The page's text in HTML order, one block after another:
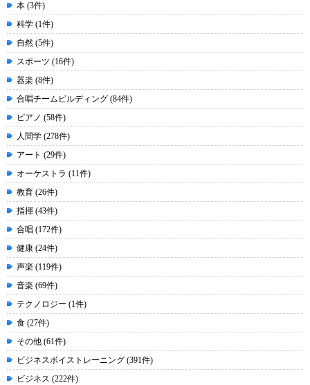
本 (3件)
科学 (1件)
自然 (5件)
スポーツ (16件)
器楽 (8件)
合唱チームビルディング (84件)
ピアノ (58件)
人間学 (278件)
アート (29件)
オーケストラ (11件)
教育 (26件)
指揮 (43件)
合唱 (172件)
健康 (24件)
声楽 (119件)
音楽 (69件)
テクノロジー (1件)
食 (27件)
その他 (61件)
ビジネスボイストレーニング (391件)
ビジネス (222件)